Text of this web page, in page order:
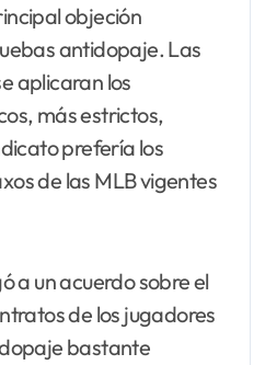
objeción
antidopaje. Las
aplicaran los
más estrictos,
prefería los
de las MLB vigentes
a un acuerdo sobre el
de los jugadores
bastante